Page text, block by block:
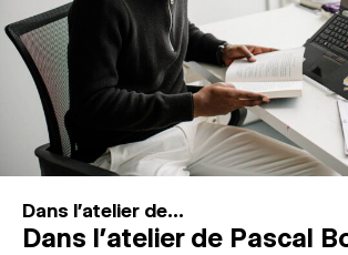
Dans l'atelier de...
Dans l’atelier de Pascal